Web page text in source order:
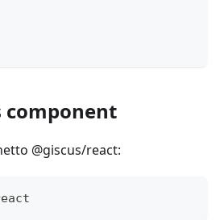
component
@giscus/react: